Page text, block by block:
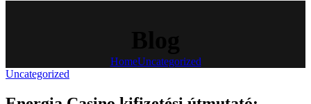
HomeUncategorized
Uncategorized